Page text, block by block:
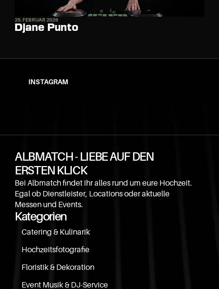
25. FEBRUAR 2026
Djane Punto
INSTAGRAM
ALBMATCH - LIEBE AUF DEN
ERSTEN KLICK
Bei Albmatch findet ihr alles rund um eure Hochzeit.
Egal ob Dienstleister, Locations oder aktuelle
Messen und Events.
Kategorien
Catering & Kulinarik
Hochzeitsfotografie
Floristik & Dekoration
Event Musik & DJ-Service